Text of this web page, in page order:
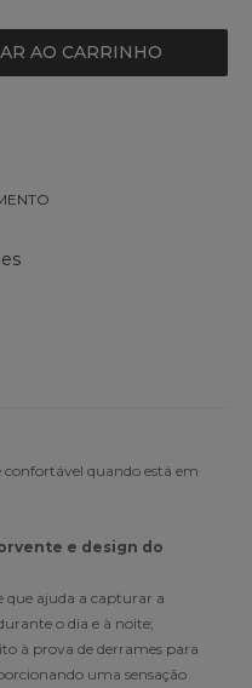
AO CARRINHO
confortável quando está em
e design do
que ajuda a capturar a
o dia e à noite;
à prova de derrames para
uma sensação